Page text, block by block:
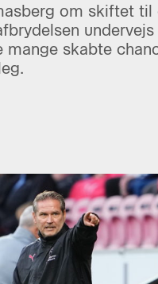
om skiftet til
undervejs
mange skabte